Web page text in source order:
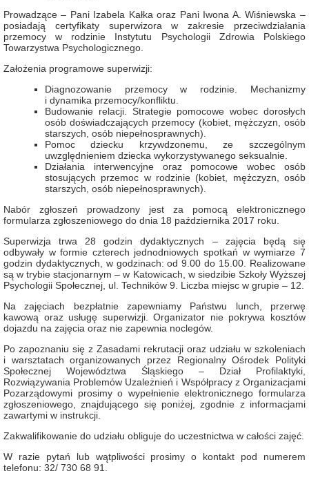
Prowadzące – Pani Izabela Kałka oraz Pani Iwona A. Wiśniewska –
posiadają certyfikaty superwizora w zakresie przeciwdziałania
przemocy w rodzinie Instytutu Psychologii Zdrowia Polskiego
Towarzystwa Psychologicznego.
Założenia programowe superwizji:
Diagnozowanie przemocy w rodzinie. Mechanizmy
i dynamika przemocy/konfliktu.
Budowanie relacji. Strategie pomocowe wobec dorosłych
osób doświadczających przemocy (kobiet, mężczyzn, osób
starszych, osób niepełnosprawnych).
Pomoc dziecku krzywdzonemu, ze szczególnym
uwzględnieniem dziecka wykorzystywanego seksualnie.
Działania interwencyjne oraz pomocowe wobec osób
stosujących przemoc w rodzinie (kobiet, mężczyzn, osób
starszych, osób niepełnosprawnych).
Nabór zgłoszeń prowadzony jest za pomocą elektronicznego
formularza zgłoszeniowego do dnia 18 października 2017 roku.
Superwizja trwa 28 godzin dydaktycznych – zajęcia będą się
odbywały w formie czterech jednodniowych spotkań w wymiarze 7
godzin dydaktycznych, w godzinach: od 9.00 do 15.00. Realizowane
są w trybie stacjonarnym – w Katowicach, w siedzibie Szkoły Wyższej
Psychologii Społecznej, ul. Techników 9. Liczba miejsc w grupie – 12.
Na zajęciach bezpłatnie zapewniamy Państwu lunch, przerwę
kawową oraz usługę superwizji. Organizator nie pokrywa kosztów
dojazdu na zajęcia oraz nie zapewnia noclegów.
Po zapoznaniu się z Zasadami rekrutacji oraz udziału w szkoleniach
i warsztatach organizowanych przez Regionalny Ośrodek Polityki
Społecznej Województwa Śląskiego – Dział Profilaktyki,
Rozwiązywania Problemów Uzależnień i Współpracy z Organizacjami
Pozarządowymi prosimy o wypełnienie elektronicznego formularza
zgłoszeniowego, znajdującego się poniżej, zgodnie z informacjami
zawartymi w instrukcji.
Zakwalifikowanie do udziału obliguje do uczestnictwa w całości zajęć.
W razie pytań lub wątpliwości prosimy o kontakt pod numerem
telefonu: 32/ 730 68 91.